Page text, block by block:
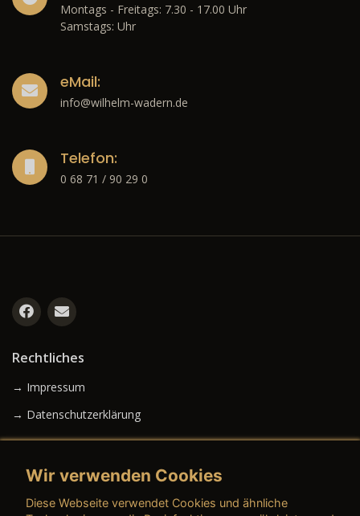
Montags - Freitags: 7.30 - 17.00 Uhr
Samstags: Uhr
eMail:
info@wilhelm-wadern.de
Telefon:
0 68 71 / 90 29 0
Rechtliches
→ Impressum
→ Datenschutzerklärung
Wir verwenden Cookies
Diese Webseite verwendet Cookies und ähnliche